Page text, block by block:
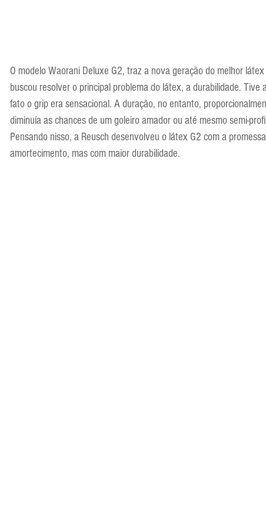
O modelo Waorani Deluxe G2, traz a nova geração do melhor
buscou resolver o principal problema do látex, a durabilidade. Tive
fato o grip era sensacional. A duração, no entanto,
diminuía as chances de um goleiro amador ou até mesmo semi-
Pensando nisso, a Reusch desenvolveu o látex G2 com a
amortecimento, mas com maior durabilidade.